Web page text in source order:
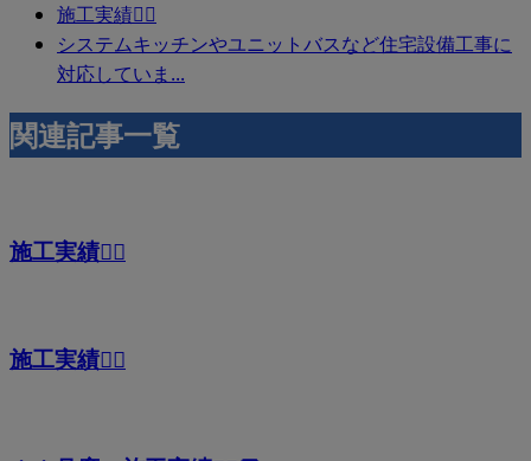
施工実績👷‍♂️
システムキッチンやユニットバスなど住宅設備工事に
対応していま...
関連記事一覧
施工実績👷‍♂️
施工実績👷‍♂️